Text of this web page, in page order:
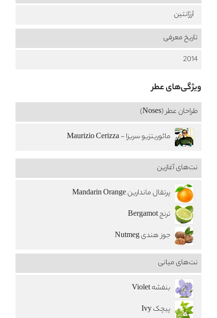
آرژانتین
تاریخ معرفی
2014
ویژگی‌های عطر
طراحان عطر (Noses)
مائوریتزیو سریزا - Maurizio Cerizza
نت‌های آغازین
پرتقال ماندارین Mandarin Orange
ترنج Bergamot
جوز هندی Nutmeg
نت‌های میانی
بنفشه Violet
پیچک Ivy